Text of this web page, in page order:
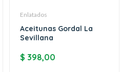
Enlatados
Aceitunas Gordal La
Sevillana
$ 398,00